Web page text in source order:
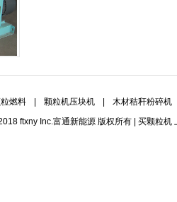
燃料 颗粒机压块机
木材秸秆粉碎机
ftxny Inc.富通新能源 版权所有 | 买颗粒机